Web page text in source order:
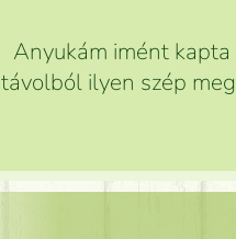
Anyukám imént
távolból ilyen szép